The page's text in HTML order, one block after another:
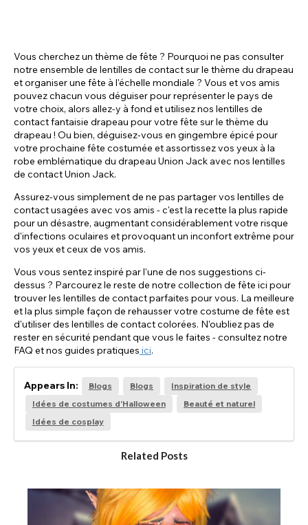
Vous cherchez un thème de fête ? Pourquoi ne pas consulter
notre ensemble de lentilles de contact sur le thème du drapeau
et organiser une fête à l'échelle mondiale ? Vous et vos amis
pouvez chacun vous déguiser pour représenter le pays de
votre choix, alors allez-y à fond et utilisez nos lentilles de
contact fantaisie drapeau pour votre fête sur le thème du
drapeau ! Ou bien, déguisez-vous en gingembre épicé pour
votre prochaine fête costumée et assortissez vos yeux à la
robe emblématique du drapeau Union Jack avec nos lentilles
de contact Union Jack.
Assurez-vous simplement de ne pas partager vos lentilles de
contact usagées avec vos amis - c'est la recette la plus rapide
pour un désastre, augmentant considérablement votre risque
d'infections oculaires et provoquant un inconfort extrême pour
vos yeux et ceux de vos amis.
Vous vous sentez inspiré par l'une de nos suggestions ci-
dessus ? Parcourez le reste de notre collection de fête ici pour
trouver les lentilles de contact parfaites pour vous. La meilleure
et la plus simple façon de rehausser votre costume de fête est
d'utiliser des lentilles de contact colorées. N'oubliez pas de
rester en sécurité pendant que vous le faites - consultez notre
FAQ et nos guides pratiques ici.
Appears In: Blogs Blogs
Inspiration de style
Idées de costumes d'Halloween
Beauté et naturel
Idées de cosplay
Related Posts